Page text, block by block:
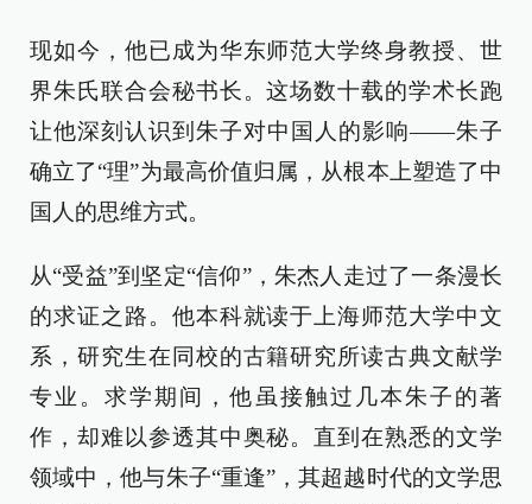
现如今，他已成为华东师范大学终身教授、世
界朱氏联合会秘书长。这场数十载的学术长跑
让他深刻认识到朱子对中国人的影响——朱子
确立了“理”为最高价值归属，从根本上塑造了中
国人的思维方式。
从“受益”到坚定“信仰”，朱杰人走过了一条漫长
的求证之路。他本科就读于上海师范大学中文
系，研究生在同校的古籍研究所读古典文献学
专业。求学期间，他虽接触过几本朱子的著
作，却难以参透其中奥秘。直到在熟悉的文学
领域中，他与朱子“重逢”，其超越时代的文学思